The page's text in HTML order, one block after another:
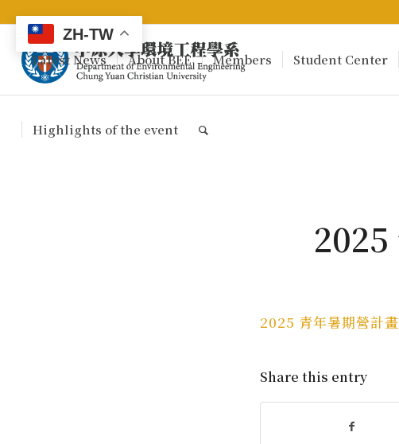
Latest News About BEE Members Student Center
Highlights of the event
2025
2025 青年暑期營計
Share this entry
ZH-TW